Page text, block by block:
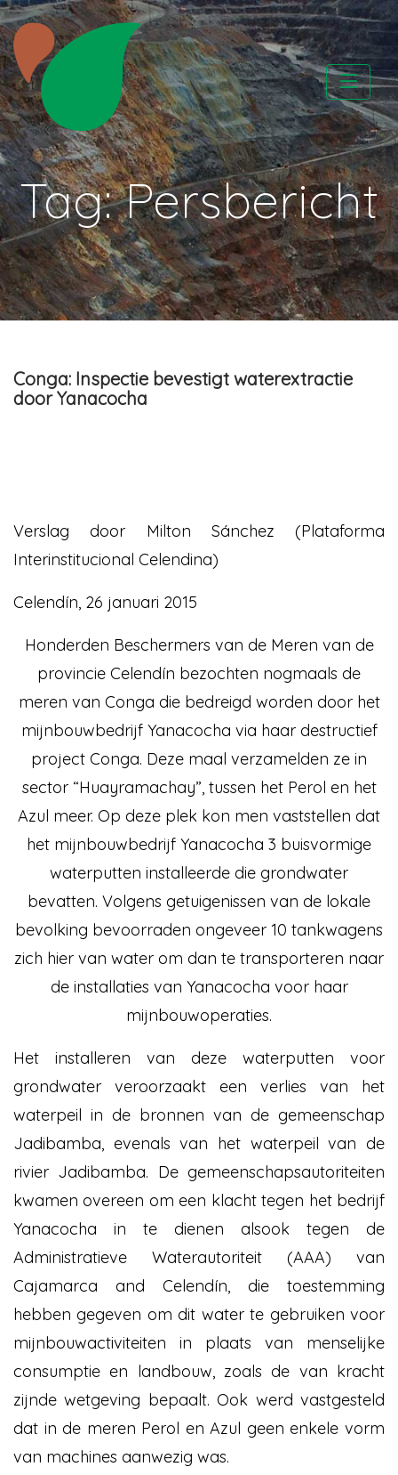
Skip
to
content
CATAPA vzw
Tag:Persbericht
Conga: Inspectie bevestigt waterextractie
door Yanacocha
Verslag door Milton Sánchez (Plataforma
Interinstitucional Celendina)
Celendín, 26 januari 2015
Honderden Beschermers van de Meren van de
provincie Celendín bezochten nogmaals de
meren van Conga die bedreigd worden door het
mijnbouwbedrijf Yanacocha via haar destructief
project Conga. Deze maal verzamelden ze in
sector “Huayramachay”, tussen het Perol en het
Azul meer. Op deze plek kon men vaststellen dat
het mijnbouwbedrijf Yanacocha 3 buisvormige
waterputten installeerde die grondwater
bevatten. Volgens getuigenissen van de lokale
bevolking bevoorraden ongeveer 10 tankwagens
zich hier van water om dan te transporteren naar
de installaties van Yanacocha voor haar
mijnbouwoperaties.
Het installeren van deze waterputten voor
grondwater veroorzaakt een verlies van het
waterpeil in de bronnen van de gemeenschap
Jadibamba, evenals van het waterpeil van de
rivier Jadibamba. De gemeenschapsautoriteiten
kwamen overeen om een klacht tegen het bedrijf
Yanacocha in te dienen alsook tegen de
Administratieve Waterautoriteit (AAA) van
Cajamarca and Celendín, die toestemming
hebben gegeven om dit water te gebruiken voor
mijnbouwactiviteiten in plaats van menselijke
consumptie en landbouw, zoals de van kracht
zijnde wetgeving bepaalt. Ook werd vastgesteld
dat in de meren Perol en Azul geen enkele vorm
van machines aanwezig was.